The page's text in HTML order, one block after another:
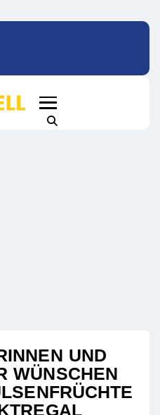
UND
WÜNSCHEN